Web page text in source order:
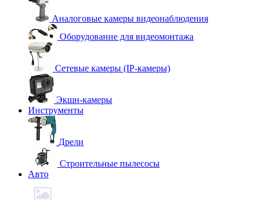
Аналоговые камеры видеонаблюдения
Оборудование для видеомонтажа
Сетевые камеры (IP-камеры)
Экшн-камеры
Инструменты
Дрели
Строительные пылесосы
Авто